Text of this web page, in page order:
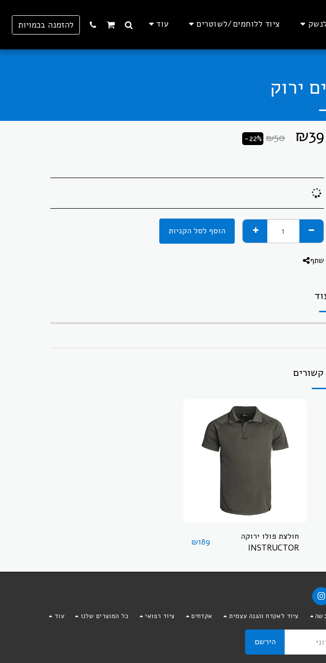
ציוד ללוחמים/לשוטרים עוד להזמנה בכמויות
ירוק
₪39
₪50
-22%
הוסף לסל הקניות
שתף
חולצת פולו ירוקה
INSTRUCTOR
₪189
ציוד לאקדח והגנה עצמית אקדחים ציוד רפואי כל המוצרים שלנו עוד
הירשם